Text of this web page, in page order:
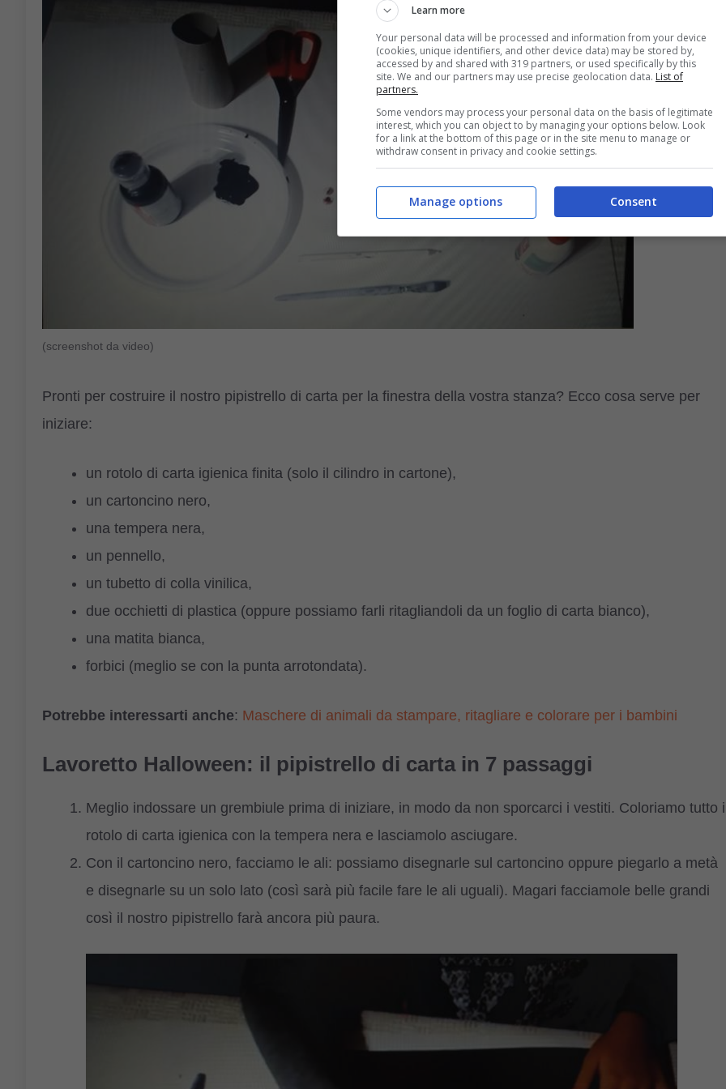
(screenshot da video)
Pronti per costruire il nostro pipistrello di carta per la finestra della vostra stanza? Ecco cosa serve per
iniziare:
un rotolo di carta igienica finita (solo il cilindro in cartone),
un cartoncino nero,
una tempera nera,
un pennello,
un tubetto di colla vinilica,
due occhietti di plastica (oppure possiamo farli ritagliandoli da un foglio di carta bianco),
una matita bianca,
forbici (meglio se con la punta arrotondata).
Potrebbe interessarti anche: Maschere di animali da stampare, ritagliare e colorare per i bambini
Lavoretto Halloween: il pipistrello di carta in 7 passaggi
Meglio indossare un grembiule prima di iniziare, in modo da non sporcarci i vestiti. Coloriamo tutto
rotolo di carta igienica con la tempera nera e lasciamolo asciugare.
Con il cartoncino nero, facciamo le ali: possiamo disegnarle sul cartoncino oppure piegarlo a metà
e disegnarle su un solo lato (così sarà più facile fare le ali uguali). Magari facciamole belle grandi
così il nostro pipistrello farà ancora più paura.
Learn more
Your personal data will be processed and information from your device
(cookies, unique identifiers, and other device data) may be stored by,
accessed by and shared with 319 partners, or used specifically by this
site. We and our partners may use precise geolocation data. List of
partners.
Some vendors may process your personal data on the basis of legitimate
interest, which you can object to by managing your options below. Look
for a link at the bottom of this page or in the site menu to manage or
withdraw consent in privacy and cookie settings.
Consent
Manage options